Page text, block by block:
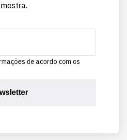
de acordo com os